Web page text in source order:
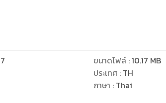
ปแล้ว แต่ปานิสายังนั่งคุกเข่าอยู่กับพื้น รู้สึกสะ
งบังเอิญมากกว่า-- ขนาดไฟล์:10.17 MB
ประเทศ : TH
ภาษา : Thai